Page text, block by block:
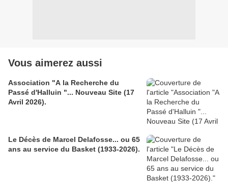
Vous aimerez aussi
Association "A la Recherche du
Passé d'Halluin "... Nouveau Site (17
Avril 2026).
Le Décès de Marcel Delafosse... ou 65
ans au service du Basket (1933-2026).